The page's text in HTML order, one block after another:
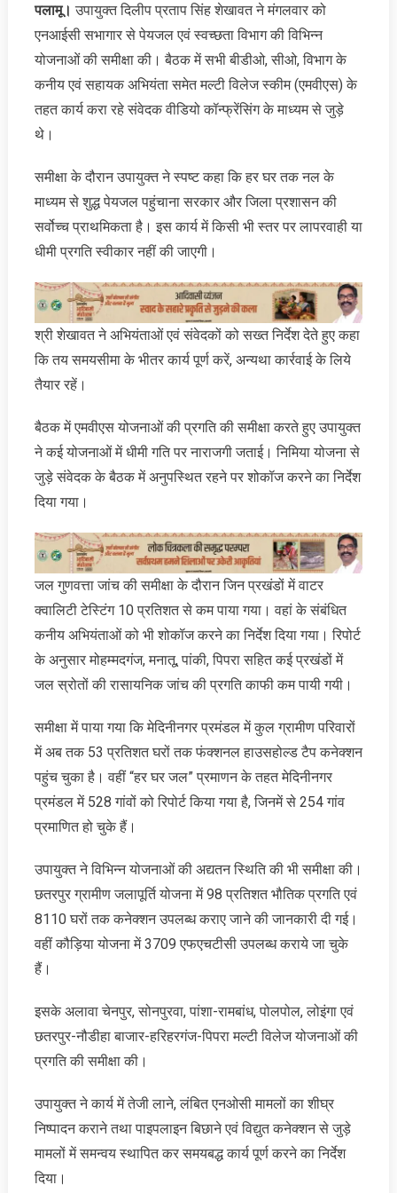
पलामू। उपायुक्त दिलीप प्रताप सिंह शेखावत ने मंगलवार को
एनआईसी सभागार से पेयजल एवं स्वच्छता विभाग की विभिन्न
योजनाओं की समीक्षा की। बैठक में सभी बीडीओ, सीओ, विभाग के
कनीय एवं सहायक अभियंता समेत मल्टी विलेज स्कीम (एमवीएस) के
तहत कार्य करा रहे संवेदक वीडियो कॉन्फ्रेंसिंग के माध्यम से जुड़े
थे।
समीक्षा के दौरान उपायुक्त ने स्पष्ट कहा कि हर घर तक नल के
माध्यम से शुद्ध पेयजल पहुंचाना सरकार और जिला प्रशासन की
सर्वोच्च प्राथमिकता है। इस कार्य में किसी भी स्तर पर लापरवाही या
धीमी प्रगति स्वीकार नहीं की जाएगी।
श्री शेखावत ने अभियंताओं एवं संवेदकों को सख्त निर्देश देते हुए कहा
कि तय समयसीमा के भीतर कार्य पूर्ण करें, अन्यथा कार्रवाई के लिये
तैयार रहें।
बैठक में एमवीएस योजनाओं की प्रगति की समीक्षा करते हुए उपायुक्त
ने कई योजनाओं में धीमी गति पर नाराजगी जताई। निमिया योजना से
जुड़े संवेदक के बैठक में अनुपस्थित रहने पर शोकॉज करने का निर्देश
दिया गया।
जल गुणवत्ता जांच की समीक्षा के दौरान जिन प्रखंडों में वाटर
क्वालिटी टेस्टिंग 10 प्रतिशत से कम पाया गया। वहां के संबंधित
कनीय अभियंताओं को भी शोकॉज करने का निर्देश दिया गया। रिपोर्ट
के अनुसार मोहम्मदगंज, मनातू, पांकी, पिपरा सहित कई प्रखंडों में
जल स्रोतों की रासायनिक जांच की प्रगति काफी कम पायी गयी।
समीक्षा में पाया गया कि मेदिनीनगर प्रमंडल में कुल ग्रामीण परिवारों
में अब तक 53 प्रतिशत घरों तक फंक्शनल हाउसहोल्ड टैप कनेक्शन
पहुंच चुका है। वहीं “हर घर जल” प्रमाणन के तहत मेदिनीनगर
प्रमंडल में 528 गांवों को रिपोर्ट किया गया है, जिनमें से 254 गांव
प्रमाणित हो चुके हैं।
उपायुक्त ने विभिन्न योजनाओं की अद्यतन स्थिति की भी समीक्षा की।
छतरपुर ग्रामीण जलापूर्ति योजना में 98 प्रतिशत भौतिक प्रगति एवं
8110 घरों तक कनेक्शन उपलब्ध कराए जाने की जानकारी दी गई।
वहीं कौड़िया योजना में 3709 एफएचटीसी उपलब्ध कराये जा चुके
हैं।
इसके अलावा चेनपुर, सोनपुरवा, पांशा-रामबांध, पोलपोल, लोइंगा एवं
छतरपुर-नौडीहा बाजार-हरिहरगंज-पिपरा मल्टी विलेज योजनाओं की
प्रगति की समीक्षा की।
उपायुक्त ने कार्य में तेजी लाने, लंबित एनओसी मामलों का शीघ्र
निष्पादन कराने तथा पाइपलाइन बिछाने एवं विद्युत कनेक्शन से जुड़े
मामलों में समन्वय स्थापित कर समयबद्ध कार्य पूर्ण करने का निर्देश
दिया।